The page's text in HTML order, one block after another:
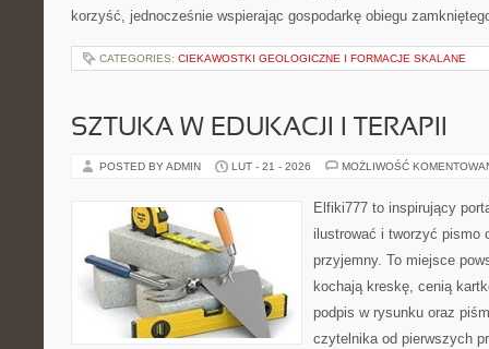
korzyść, jednocześnie wspierając gospodarkę obiegu
CATEGORIES: CIEKAWOSTKI GEOLOGICZNE I FORMACJE SKALANE
SZTUKA W EDUKACJI I TERAPII
POSTED BY ADMIN LUT - 21 - 2026 MOŻLIWOŚĆ
Elfiki777 to inspirujący
ilustrować i tworzyć pismo
przyjemny. To miejsce
kochają kreskę, cenią
podpis w rysunku oraz
czytelnika od pierwszych